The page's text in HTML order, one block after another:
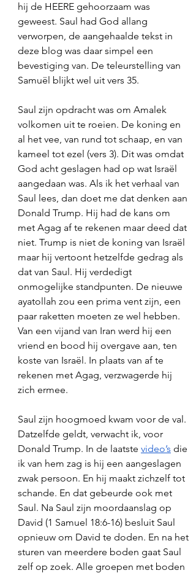
hij de HEERE gehoorzaam was
geweest. Saul had God allang
verworpen, de aangehaalde tekst in
deze blog was daar simpel een
bevestiging van. De teleurstelling van
Samuël blijkt wel uit vers 35.
Saul zijn opdracht was om Amalek
volkomen uit te roeien. De koning en
al het vee, van rund tot schaap, en van
kameel tot ezel (vers 3). Dit was omdat
God acht geslagen had op wat Israël
aangedaan was. Als ik het verhaal van
Saul lees, dan doet me dat denken aan
Donald Trump. Hij had de kans om
met Agag af te rekenen maar deed dat
niet. Trump is niet de koning van Israël
maar hij vertoont hetzelfde gedrag als
dat van Saul. Hij verdedigt
onmogelijke standpunten. De nieuwe
ayatollah zou een prima vent zijn, een
paar raketten moeten ze wel hebben.
Van een vijand van Iran werd hij een
vriend en bood hij overgave aan, ten
koste van Israël. In plaats van af te
rekenen met Agag, verzwagerde hij
zich ermee.
Saul zijn hoogmoed kwam voor de val.
Datzelfde geldt, verwacht ik, voor
Donald Trump. In de laatste video’s die
ik van hem zag is hij een aangeslagen
zwak persoon. En hij maakt zichzelf tot
schande. En dat gebeurde ook met
Saul. Na Saul zijn moordaanslag op
David (1 Samuel 18:6-16) besluit Saul
opnieuw om David te doden. En na het
sturen van meerdere boden gaat Saul
zelf op zoek. Alle groepen met boden